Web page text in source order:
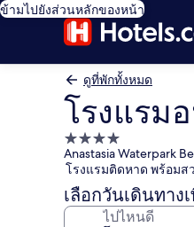
ข้ามไปยังส่วนหลักของหน้า
ดูที่พักทั้งหมด
โรงแรม
ที่พัก
4.0
ดาว
Anastasia Waterpark
โรงแรมติดหาด พร้อมส
เลือกวันเดินทาง
ไปไหนดี